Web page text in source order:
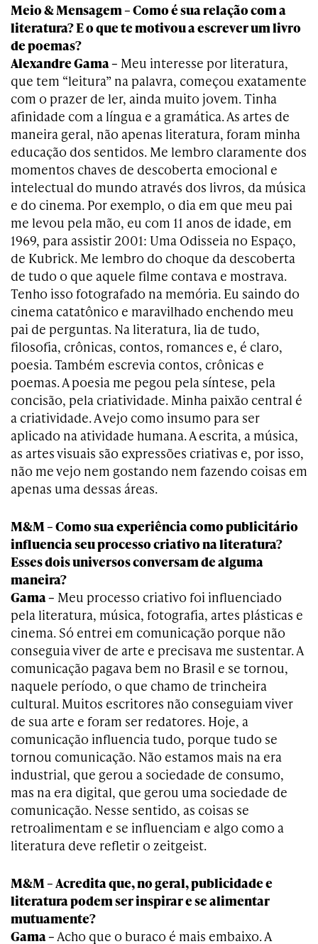
Meio & Mensagem – Como é sua relação com a
literatura? E o que te motivou a escrever um livro
de poemas?
Alexandre Gama – Meu interesse por literatura,
que tem “leitura” na palavra, começou exatamente
com o prazer de ler, ainda muito jovem. Tinha
afinidade com a língua e a gramática. As artes de
maneira geral, não apenas literatura, foram minha
educação dos sentidos. Me lembro claramente dos
momentos chaves de descoberta emocional e
intelectual do mundo através dos livros, da música
e do cinema. Por exemplo, o dia em que meu pai
me levou pela mão, eu com 11 anos de idade, em
1969, para assistir 2001: Uma Odisseia no Espaço,
de Kubrick. Me lembro do choque da descoberta
de tudo o que aquele filme contava e mostrava.
Tenho isso fotografado na memória. Eu saindo do
cinema catatônico e maravilhado enchendo meu
pai de perguntas. Na literatura, lia de tudo,
filosofia, crônicas, contos, romances e, é claro,
poesia. Também escrevia contos, crônicas e
poemas. A poesia me pegou pela síntese, pela
concisão, pela criatividade. Minha paixão central é
a criatividade. A vejo como insumo para ser
aplicado na atividade humana. A escrita, a música,
as artes visuais são expressões criativas e, por isso,
não me vejo nem gostando nem fazendo coisas em
apenas uma dessas áreas.
M&M – Como sua experiência como publicitário
influencia seu processo criativo na literatura?
Esses dois universos conversam de alguma
maneira?
Gama – Meu processo criativo foi influenciado
pela literatura, música, fotografia, artes plásticas e
cinema. Só entrei em comunicação porque não
conseguia viver de arte e precisava me sustentar. A
comunicação pagava bem no Brasil e se tornou,
naquele período, o que chamo de trincheira
cultural. Muitos escritores não conseguiam viver
de sua arte e foram ser redatores. Hoje, a
comunicação influencia tudo, porque tudo se
tornou comunicação. Não estamos mais na era
industrial, que gerou a sociedade de consumo,
mas na era digital, que gerou uma sociedade de
comunicação. Nesse sentido, as coisas se
retroalimentam e se influenciam e algo como a
literatura deve refletir o zeitgeist.
M&M – Acredita que, no geral, publicidade e
literatura podem ser inspirar e se alimentar
mutuamente?
Gama –Acho que o buraco é mais embaixo. A